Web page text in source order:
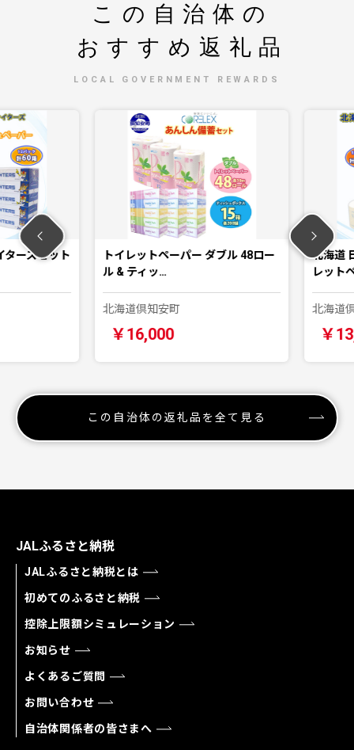
この自治体の
おすすめ返礼品
LOCAL GOVERNMENT REWARDS
ズセット
トイレットペーパー ダブル 48ロー
ル & ティッ…
北海道倶知安町
￥16,000
北海道 日
レットペ
北海道倶
￥
この自治体の返礼品を全て見る
JALふるさと納税
JALふるさと納税とは
初めてのふるさと納税
控除上限額シミュレーション
お知らせ
よくあるご質問
お問い合わせ
自治体関係者の皆さまへ